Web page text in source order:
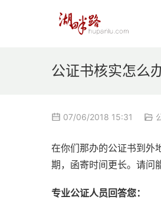
公证书核实怎么
07/06/2018 15:31
在你们那办的公证书到外
期，函寄时间更长。请问
专业公证人员回答您：